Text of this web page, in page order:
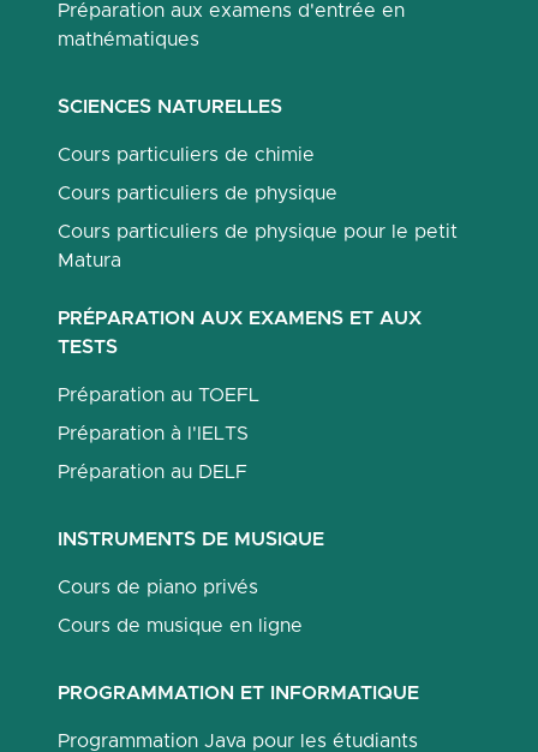
Préparation aux examens d'entrée en
mathématiques
SCIENCES NATURELLES
Cours particuliers de chimie
Cours particuliers de physique
Cours particuliers de physique pour le petit
Matura
PRÉPARATION AUX EXAMENS ET AUX
TESTS
Préparation au TOEFL
Préparation à l'IELTS
Préparation au DELF
INSTRUMENTS DE MUSIQUE
Cours de piano privés
Cours de musique en ligne
PROGRAMMATION ET INFORMATIQUE
Programmation Java pour les étudiants